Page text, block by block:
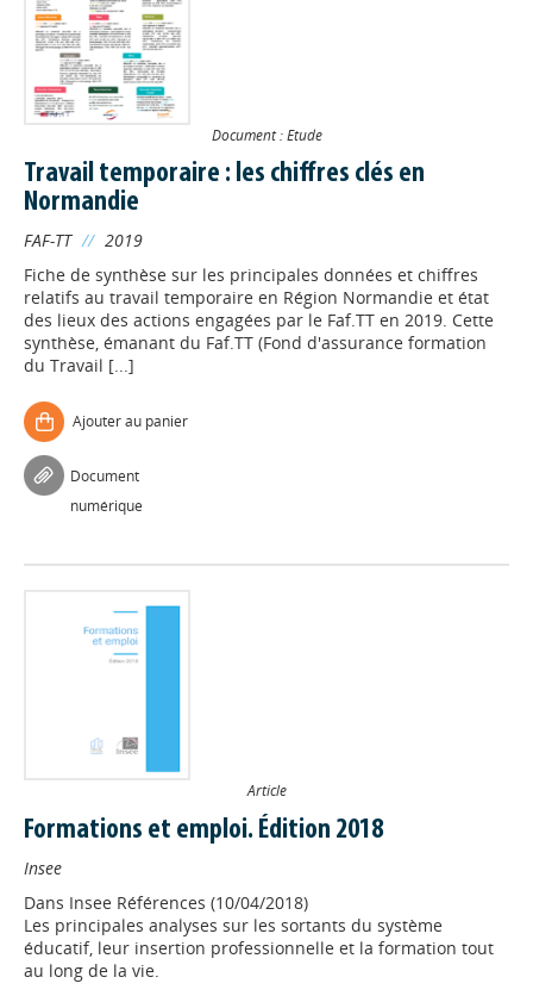
Document : Etude
Travail temporaire : les chiffres clés en
Normandie
FAF-TT // 2019
Fiche de synthèse sur les principales données et chiffres
relatifs au travail temporaire en Région Normandie et état
des lieux des actions engagées par le Faf.TT en 2019. Cette
synthèse, émanant du Faf.TT (Fond d'assurance formation
du Travail [...]
Ajouter au panier
Document
numérique
Article
Formations et emploi. Édition 2018
Insee
Dans Insee Références (10/04/2018)
Les principales analyses sur les sortants du système
éducatif, leur insertion professionnelle et la formation tout
au long de la vie.